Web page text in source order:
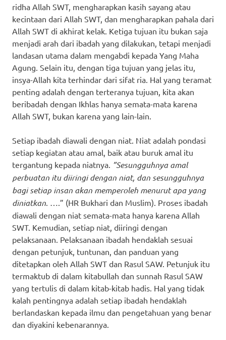
ridha Allah SWT, mengharapkan kasih sayang atau
kecintaan dari Allah SWT, dan mengharapkan pahala dari
Allah SWT di akhirat kelak. Ketiga tujuan itu bukan saja
menjadi arah dari ibadah yang dilakukan, tetapi menjadi
landasan utama dalam mengabdi kepada Yang Maha
Agung. Selain itu, dengan tiga tujuan yang jelas itu,
insya-Allah kita terhindar dari sifat ria. Hal yang teramat
penting adalah dengan terteranya tujuan, kita akan
beribadah dengan Ikhlas hanya semata-mata karena
Allah SWT, bukan karena yang lain-lain.
Setiap ibadah diawali dengan niat. Niat adalah pondasi
setiap kegiatan atau amal, baik atau buruk amal itu
tergantung kepada niatnya. ”Sesungguhnya amal
perbuatan itu diiringi dengan niat, dan sesungguhnya
bagi setiap insan akan memperoleh menurut apa yang
diniatkan . ….” (HR Bukhari dan Muslim). Proses ibadah
diawali dengan niat semata-mata hanya karena Allah
SWT. Kemudian, setiap niat, diiringi dengan
pelaksanaan. Pelaksanaan ibadah hendaklah sesuai
dengan petunjuk, tuntunan, dan panduan yang
ditetapkan oleh Allah SWT dan Rasul SAW. Petunjuk itu
termaktub di dalam kitabullah dan sunnah Rasul SAW
yang tertulis di dalam kitab-kitab hadis. Hal yang tidak
kalah pentingnya adalah setiap ibadah hendaklah
berlandaskan kepada ilmu dan pengetahuan yang benar
dan diyakini kebenarannya.